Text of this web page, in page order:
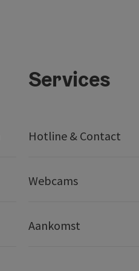
Services
Hotline & Contact
Webcams
Aankomst